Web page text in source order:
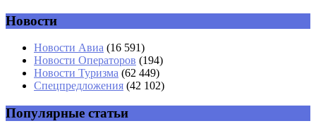
Имя *
Email*
Новости
Новости Авиа (16 591)
Новости Операторов (194)
Новости Туризма (62 449)
Спецпредложения (42 102)
Популярные статьи